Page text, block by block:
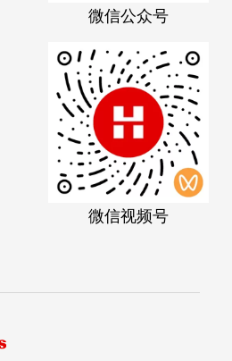
微信公众号
微信视频号